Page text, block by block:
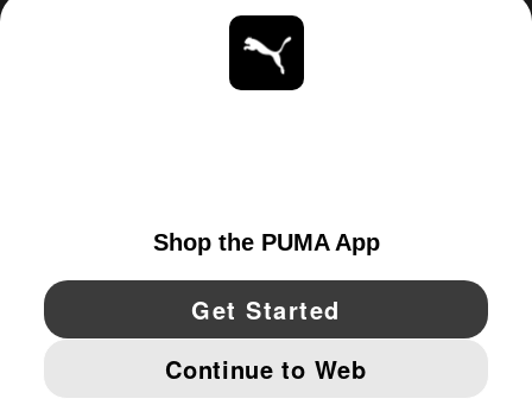
YouTube Twitter Pinterest
IMPRINT AND LEGAL DATA